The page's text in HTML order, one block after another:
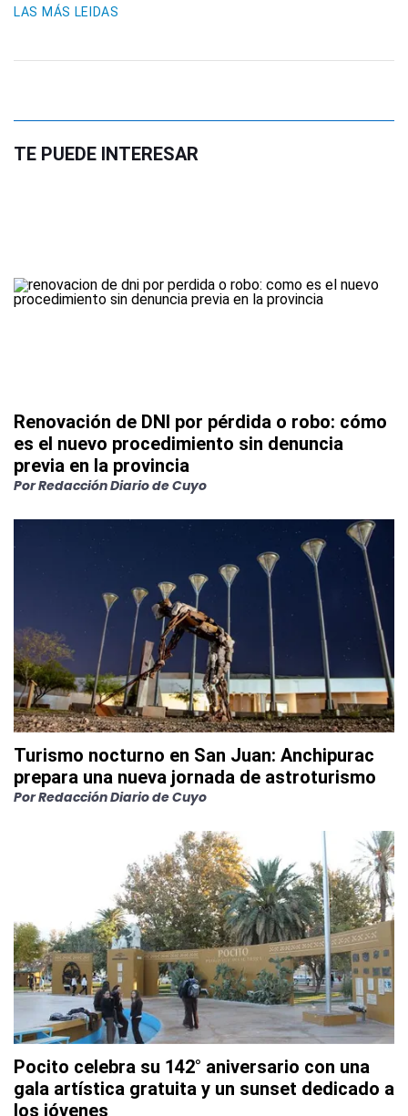
LAS MÁS LEIDAS
TE PUEDE INTERESAR
Renovación de DNI por pérdida o robo: cómo
es el nuevo procedimiento sin denuncia
previa en la provincia
PorRedacción Diario de Cuyo
Turismo nocturno en San Juan: Anchipurac
prepara una nueva jornada de astroturismo
PorRedacción Diario de Cuyo
Pocito celebra su 142° aniversario con una
gala artística gratuita y un sunset dedicado a
los jóvenes